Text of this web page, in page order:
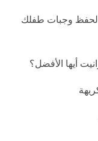
لحفظ وجبات طفلك
أيها الأفضل؟